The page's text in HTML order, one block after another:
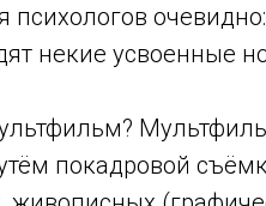
психологов
некие усвоенные
покадровой